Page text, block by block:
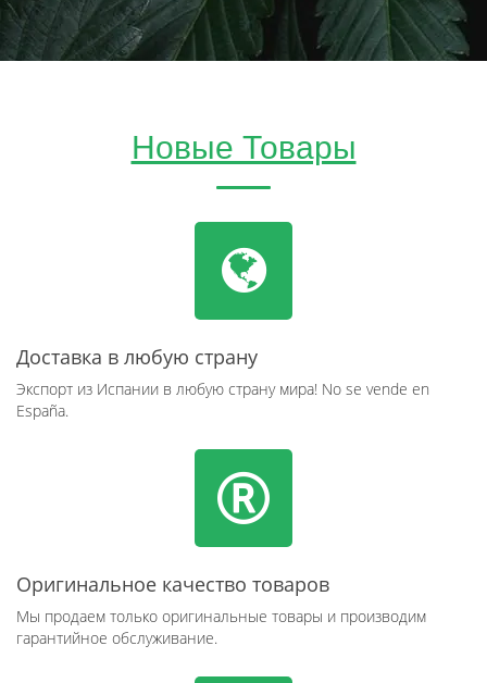
Новые Товары
Доставка в любую страну
Экспорт из Испании в любую страну мира! No se vende en
España.
Оригинальное качество товаров
Мы продаем только оригинальные товары и производим
гарантийное обслуживание.